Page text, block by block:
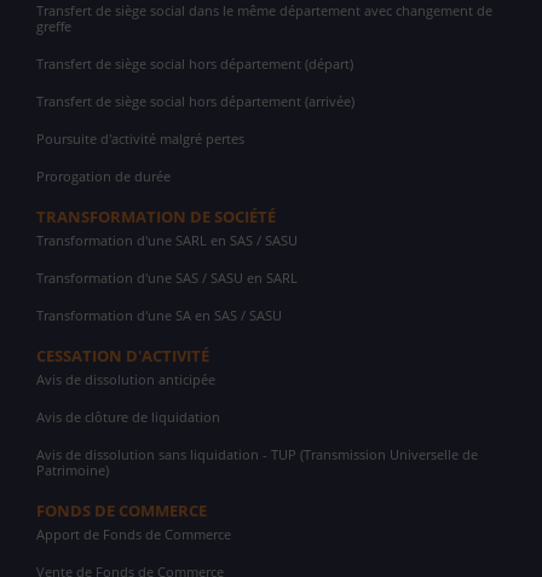
Transfert de siège social dans le même département avec changement de
greffe
Transfert de siège social hors département (départ)
Transfert de siège social hors département (arrivée)
Poursuite d'activité malgré pertes
Prorogation de durée
TRANSFORMATION DE SOCIÉTÉ
Transformation d'une SARL en SAS / SASU
Transformation d'une SAS / SASU en SARL
Transformation d'une SA en SAS / SASU
CESSATION D'ACTIVITÉ
Avis de dissolution anticipée
Avis de clôture de liquidation
Avis de dissolution sans liquidation - TUP (Transmission Universelle de
Patrimoine)
FONDS DE COMMERCE
Apport de Fonds de Commerce
Vente de Fonds de Commerce